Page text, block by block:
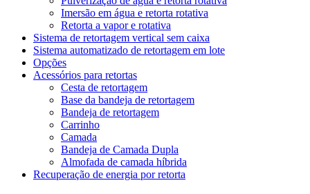
Imersão em água e retorta rotativa
Retorta a vapor e rotativa
Sistema de retortagem vertical sem caixa
Sistema automatizado de retortagem em lote
Opções
Acessórios para retortas
Cesta de retortagem
Base da bandeja de retortagem
Bandeja de retortagem
Carrinho
Camada
Bandeja de Camada Dupla
Almofada de camada híbrida
Recuperação de energia por retorta